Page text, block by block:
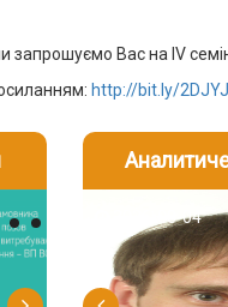
запрошуємо Вас на IV
http://bit.ly/
2026-08-04
2026-07-